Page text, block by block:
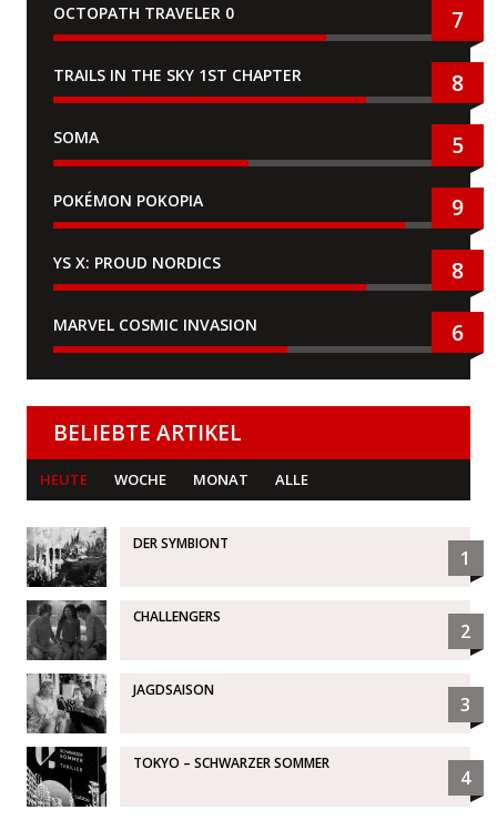
OCTOPATH TRAVELER 0 7
TRAILS IN THE SKY 1ST CHAPTER 8
SOMA 5
POKÉMON POKOPIA 9
YS X: PROUD NORDICS 8
MARVEL COSMIC INVASION 6
BELIEBTE ARTIKEL
HEUTE WOCHE MONAT ALLE
DER SYMBIONT
1
CHALLENGERS
2
JAGDSAISON
3
TOKYO – SCHWARZER SOMMER
4